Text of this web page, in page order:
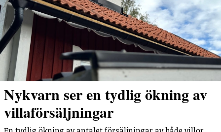
Nykvarn ser en tydlig ökning av
villaförsäljningar